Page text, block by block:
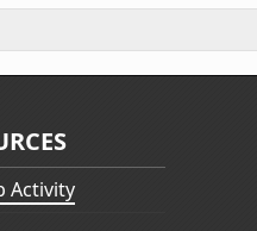
Activity